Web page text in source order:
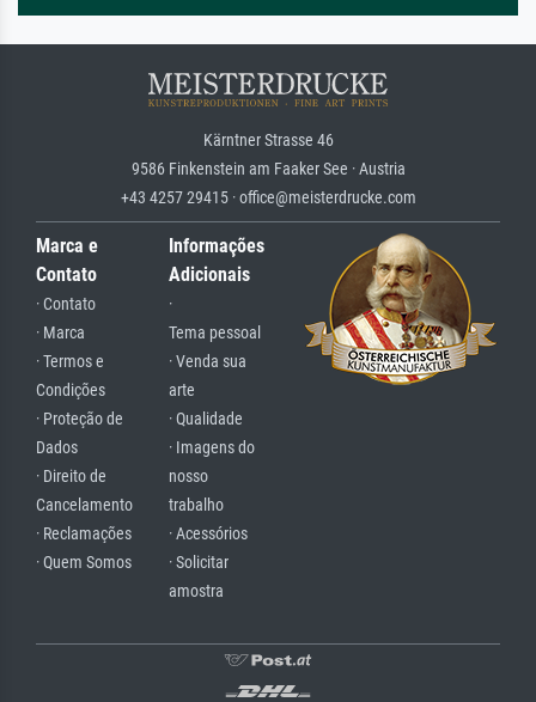
Kärntner Strasse 46
9586 Finkenstein am Faaker See · Austria
+43 4257 29415 · office@meisterdrucke.com
Marca e
Contato
· Contato
· Marca
· Termos e
Condições
· Proteção de
Dados
· Direito de
Cancelamento
· Reclamações
· Quem Somos
Informações
Adicionais
·
Tema pessoal
· Venda sua
arte
· Qualidade
· Imagens do
nosso
trabalho
· Acessórios
· Solicitar
amostra